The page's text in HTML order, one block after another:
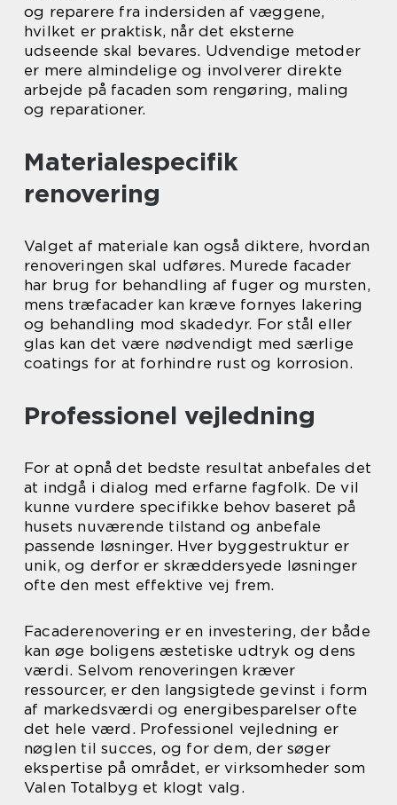
og reparere fra indersiden af væggene,
hvilket er praktisk, når det eksterne
udseende skal bevares. Udvendige metoder
er mere almindelige og involverer direkte
arbejde på facaden som rengøring, maling
og reparationer.
Materialespecifik
renovering
Valget af materiale kan også diktere, hvordan
renoveringen skal udføres. Murede facader
har brug for behandling af fuger og mursten,
mens træfacader kan kræve fornyes lakering
og behandling mod skadedyr. For stål eller
glas kan det være nødvendigt med særlige
coatings for at forhindre rust og korrosion.
Professionel vejledning
For at opnå det bedste resultat anbefales det
at indgå i dialog med erfarne fagfolk. De vil
kunne vurdere specifikke behov baseret på
husets nuværende tilstand og anbefale
passende løsninger. Hver byggestruktur er
unik, og derfor er skræddersyede løsninger
ofte den mest effektive vej frem.
Facaderenovering er en investering, der både
kan øge boligens æstetiske udtryk og dens
værdi. Selvom renoveringen kræver
ressourcer, er den langsigtede gevinst i form
af markedsværdi og energibesparelser ofte
det hele værd. Professionel vejledning er
nøglen til succes, og for dem, der søger
ekspertise på området, er virksomheder som
Valen Totalbyg et klogt valg.